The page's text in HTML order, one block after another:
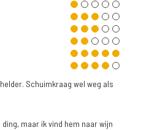
Schuimkraag wel weg als
maar ik vind hem naar wijn